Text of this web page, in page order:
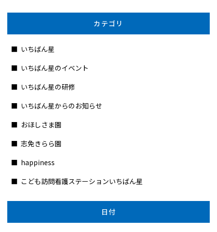
カテゴリ
いちばん星
いちばん星のイベント
いちばん星の研修
いちばん星からのお知らせ
おほしさま園
志免きらら園
happiness
こども訪問看護ステーションいちばん星
日付